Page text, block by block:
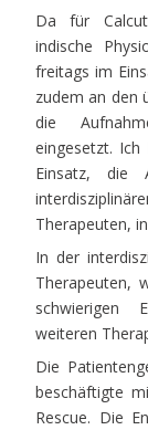
Da für
indische
freitags im
zudem an den
die
eingesetzt.
Einsatz, die
Therapeuten,
In der
Therapeuten,
schwierigen
weiteren
Die
beschäftigte
Rescue. Die